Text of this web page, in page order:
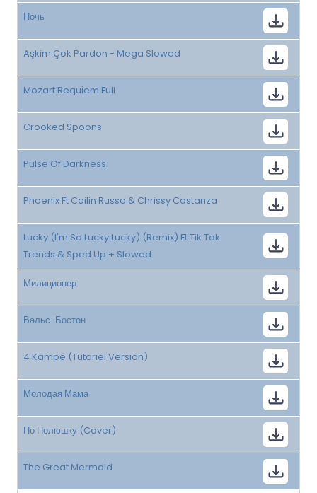
Ночь
Aşkim Çok Pardon - Mega Slowed
Mozart Requi̇em Full
Crooked Spoons
Pulse Of Darkness
Phoenix Ft Cailin Russo & Chrissy Costanza
Lucky (I'm So Lucky Lucky) (Remix) Ft Tik Tok
Trends & Sped Up + Slowed
Милиционер
Вальс-Бостон
4 Kampé (Tutoriel Version)
Молодая Мама
По Полюшку (Cover)
The Great Mermaid